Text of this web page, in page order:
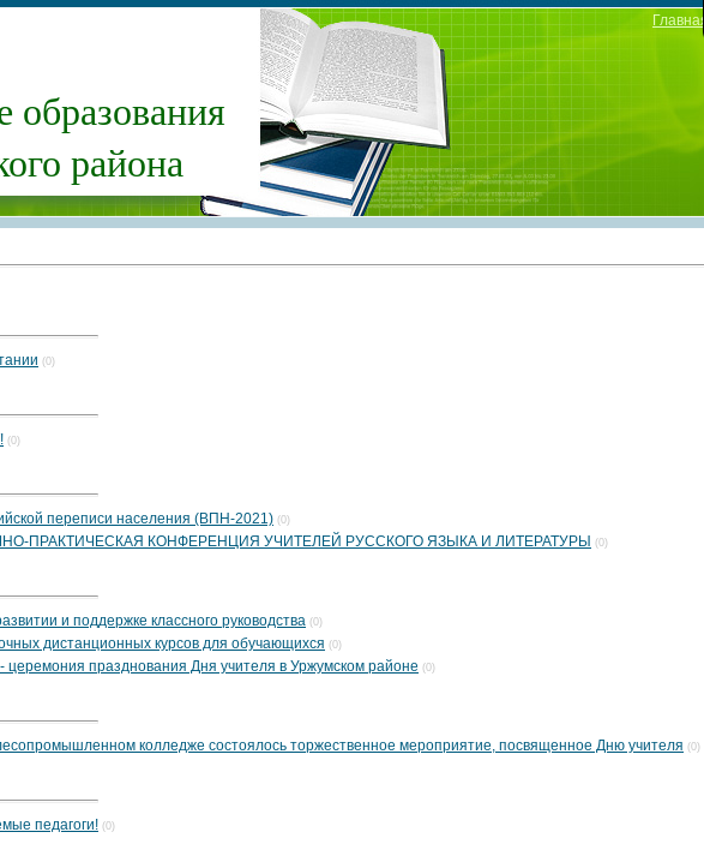
образования
района
Главная
(0)
(0)
переписи населения (ВПН-2021) (0)
ПРАКТИЧЕСКАЯ КОНФЕРЕНЦИЯ УЧИТЕЛЕЙ РУССКОГО ЯЗЫКА И ЛИТЕРАТУРЫ (0)
и поддержке классного руководства (0)
дистанционных курсов для обучающихся (0)
церемония празднования Дня учителя в Уржумском районе (0)
колледже состоялось торжественное мероприятие, посвященное Дню учителя (0)
педагоги! (0)